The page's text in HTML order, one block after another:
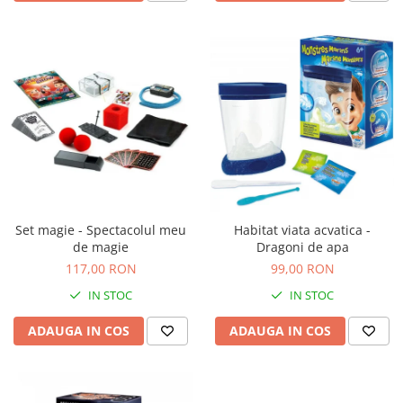
Jocuri de indemanare
Jocuri de carti
Jocuri interactive
Jocuri de podea
Carti pentru copii 2 ani
Carti pentru copii 3 ani
Carti pentru copii 4 ani
Carti pentru copii 5 ani
Set magie - Spectacolul meu
de magie
117,00 RON
IN STOC
ADAUGA IN COS
Habitat viata acvatica -
Dragoni de apa
99,00 RON
IN STOC
ADAUGA IN COS